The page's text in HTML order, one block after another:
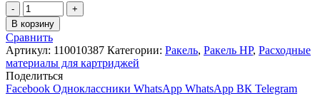
Количество
товара
Ракель
для
HP
LJ
M452/M375nw/M451/M477FDW/M477FNW/M252/552/M607/
В корзину
Сравнить
Артикул: 110010387 Категории: Ракель, Ракель НР, Расходные
материалы для картриджей
Поделиться
Facebook Одноклассники WhatsApp WhatsApp ВК Telegram